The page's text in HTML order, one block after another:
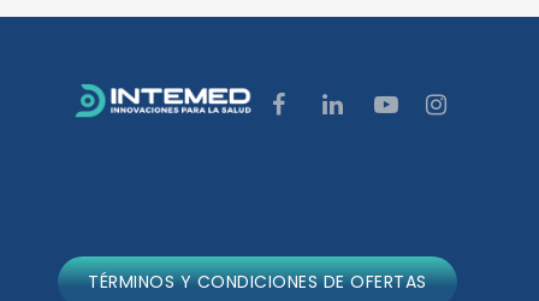
TÉRMINOS Y CONDICIONES DE OFERTAS